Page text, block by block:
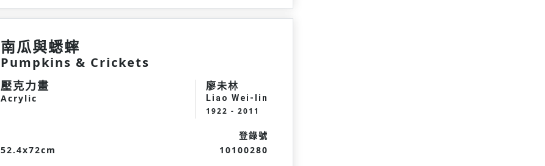
南瓜與蟋蟀
Pumpkins & Crickets
壓克力畫
Acrylic
廖未林
Liao Wei-lin
1922 - 2011
52.4x72cm
登錄號
10100280